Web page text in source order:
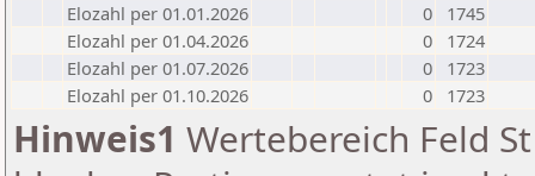
Elozahl per 01.01.2026
0
1745
Elozahl per 01.04.2026
0
1724
Elozahl per 01.07.2026
0
1723
Elozahl per 01.10.2026
0 1723
Hinweis1 Wertebereich Feld